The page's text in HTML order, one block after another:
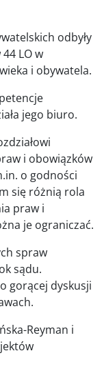
odbyły
LO w
i obywatela.
jego biuro.
i obowiązków
o godności
się różnią rola
praw i
je ograniczać.
spraw
sądu.
gorącej dyskusji
Reyman i